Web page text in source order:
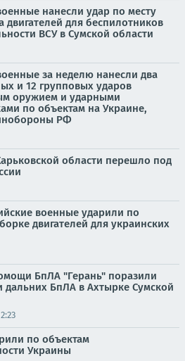
нанесли удар по месту
двигателей для беспилотников
ВСУ в Сумской области
за неделю нанесли два
и 12 групповых ударов
оружием и ударными
по объектам на Украине,
РФ
области перешло под
военные ударили по
двигателей для украинских
БпЛА "Герань" поразили
дальних БпЛА в Ахтырке Сумской
по объектам
Украины